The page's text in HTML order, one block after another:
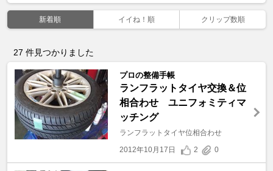
新着順 イイね！順 クリップ数順
27 件見つかりました
プロの整備手帳
ランフラットタイヤ交換＆位
相合わせ ユニフォミティマ
ッチング
ランフラットタイヤ位相合わせ
2012年10月17日
2 0